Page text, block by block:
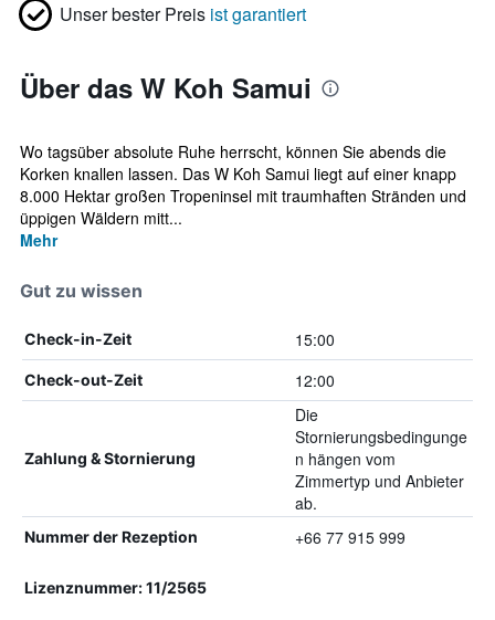
Unser bester Preis ist garantiert
Über das W Koh Samui
Wo tagsüber absolute Ruhe herrscht, können Sie abends die
Korken knallen lassen. Das W Koh Samui liegt auf einer knapp
8.000 Hektar großen Tropeninsel mit traumhaften Stränden und
üppigen Wäldern mitt...
Mehr
Gut zu wissen
Check-in-Zeit 15:00
Check-out-Zeit 12:00
Zahlung & Stornierung
Die
Stornierungsbedingunge
n hängen vom
Zimmertyp und Anbieter
ab.
Nummer der Rezeption +66 77 915 999
Lizenznummer: 11/2565